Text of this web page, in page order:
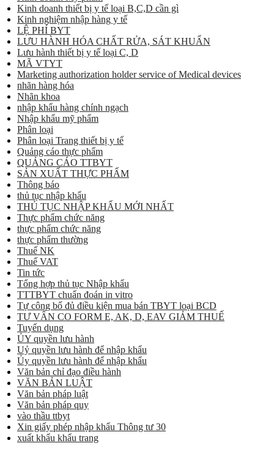
Kinh doanh thiết bị y tế loại B,C,D cần gì
Kinh nghiệm nhập hàng y tế
LỆ PHÍ BYT
LƯU HÀNH HÓA CHẤT RỬA, SÁT KHUẨN
Lưu hành thiết bị y tế loại C, D
MÃ VTYT
Marketing authorization holder service of Medical devices
nhãn hàng hóa
Nhãn khoa
nhập khẩu hàng chính ngạch
Nhập khẩu mỹ phẩm
Phân loại
Phân loại Trang thiết bị y tế
Quảng cáo thực phẩm
QUẢNG CÁO TTBYT
SẢN XUẤT THỰC PHẨM
Thông báo
thủ tục nhập khẩu
THỦ TỤC NHẬP KHẨU MỚI NHẤT
Thực phẩm chức năng
thực phẩm chức năng
thực phẩm thường
Thuế NK
Thuế VAT
Tin tức
Tổng hợp thủ tục Nhập khẩu
TTTBYT chuẩn đoán in vitro
Tự công bố đủ điều kiện mua bán TBYT loại BCD
TƯ VẤN CO FORM E, AK, D, EAV GIẢM THUẾ
Tuyển dụng
ỦY quyền lưu hành
Uỷ quyền lưu hành để nhập khẩu
Ủy quyền lưu hành để nhập khẩu
Văn bản chỉ đạo điều hành
VĂN BẢN LUẬT
Văn bản pháp luật
Văn bản pháp quy
vào thầu ttbyt
Xin giấy phép nhập khẩu Thông tư 30
xuất khẩu khẩu trang